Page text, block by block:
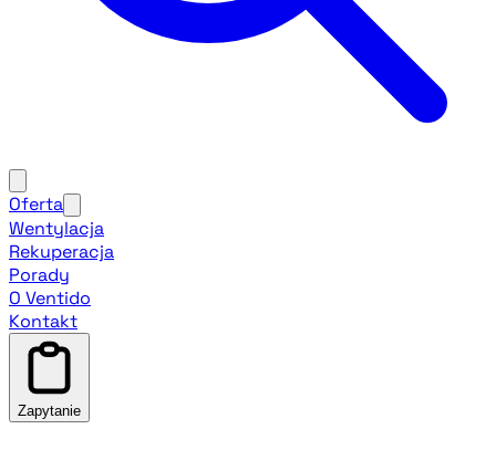
Oferta
Wentylacja
Rekuperacja
Porady
O Ventido
Kontakt
Zapytanie